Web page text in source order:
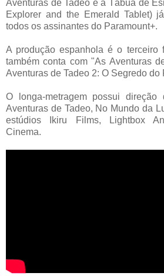
Aventuras de Tadeo e a Tábua de
Explorer and the Emerald Tablet)
todos os assinantes do Paramount+.
A produção espanhola é o terceiro
também conta com "As Aventuras
Aventuras de Tadeo 2: O Segredo do
O longa-metragem possui
Aventuras de Tadeo, No Mundo da
estúdios Ikiru Films, Lightbox
Cinema.